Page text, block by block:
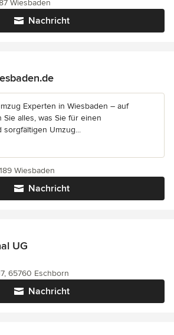
Nachricht
Wiesbaden
Experten in Wiesbaden – auf
alles, was Sie für einen
Umzug...
Nachricht
Wiesbaden
UG
Nachricht
65760 Eschborn